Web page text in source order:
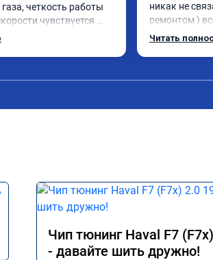
четкость работы
чувствуется
Ребята
никак не
ремонтом )
указания как
Читать
Чип тюнинг Haval F7
- давайте шить дружно!